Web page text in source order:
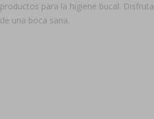
productos para la higiene bucal. Disfruta
de una boca sana.